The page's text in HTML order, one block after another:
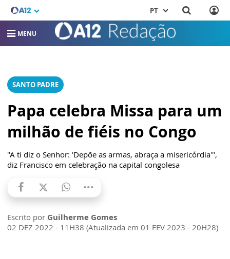
PT
MENU
SANTO PADRE
Papa celebra Missa para um
milhão de fiéis no Congo
"A ti diz o Senhor: 'Depõe as armas, abraça a misericórdia'",
diz Francisco em celebração na capital congolesa
Escrito por Guilherme Gomes
02 DEZ 2022 - 11H38 (Atualizada em 01 FEV 2023 - 20H28)